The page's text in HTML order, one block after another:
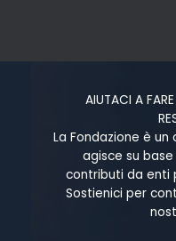
AIUTACI A
La Fondazione è
agisce su
contributi da enti
Sostienici per